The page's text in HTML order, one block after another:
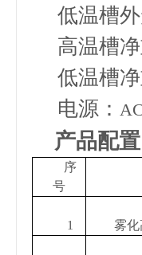
低温槽
高温槽
低温槽
电源：
产品配置
序
号
1 雾